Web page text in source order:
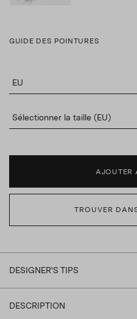
GUIDE DES POINTURES
EU
Sélectionner la taille (EU)
TROUVER
DESIGNER'S TIPS
DESCRIPTION